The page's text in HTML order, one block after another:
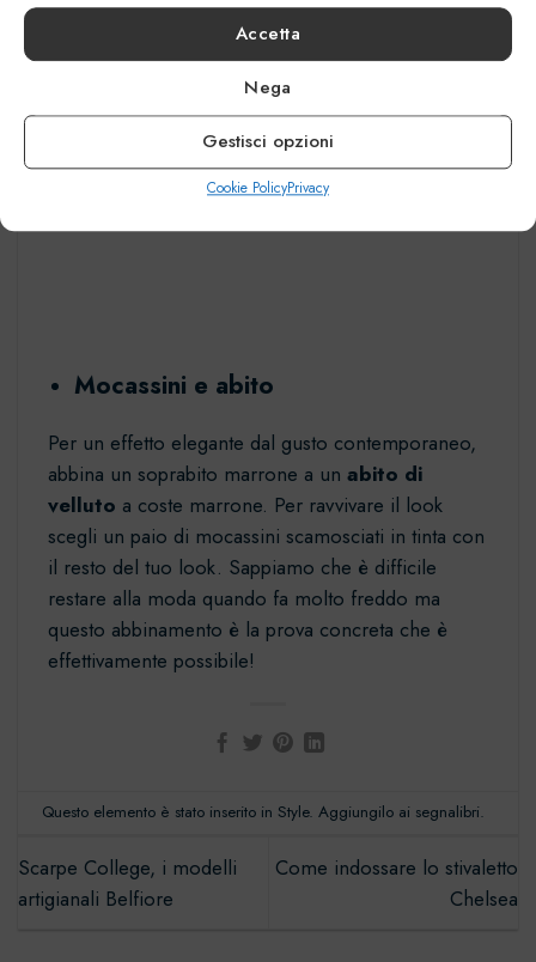
Accetta
Nega
Gestisci opzioni
Cookie PolicyPrivacy
Mocassini e abito
Per un effetto elegante dal gusto contemporaneo,
abbina un soprabito marrone a unabito di
velluto a coste marrone. Per ravvivare il look
scegli un paio di mocassini scamosciati in tinta con
il resto del tuo look. Sappiamo che è difficile
restare alla moda quando fa molto freddo ma
questo abbinamento è la prova concreta che è
effettivamente possibile!
Questo elemento è stato inserito in Style. Aggiungilo ai segnalibri.
Scarpe College, i modelli
artigianali Belfiore
Come indossare lo stivaletto
Chelsea